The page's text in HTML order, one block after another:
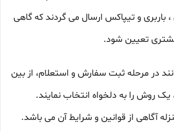
باربری و تیپاکس ارسال می گردند که گاهی
تعیین شود.
در مرحله ثبت سفارش و استعلام، از بین
روش را به دلخواه انتخاب نمایند.
آگاهی از قوانین و شرایط آن می باشد.